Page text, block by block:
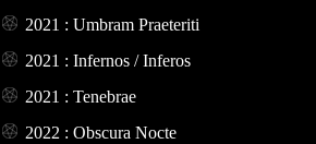
2021 : Umbram Praeteriti
2021 : Infernos / Inferos
2021 : Tenebrae
2022 : Obscura Nocte